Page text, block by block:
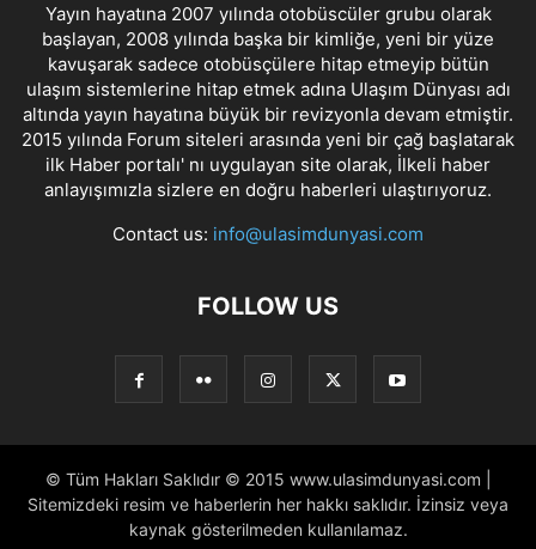
Yayın hayatına 2007 yılında otobüscüler grubu olarak
başlayan, 2008 yılında başka bir kimliğe, yeni bir yüze
kavuşarak sadece otobüsçülere hitap etmeyip bütün
ulaşım sistemlerine hitap etmek adına Ulaşım Dünyası adı
altında yayın hayatına büyük bir revizyonla devam etmiştir.
2015 yılında Forum siteleri arasında yeni bir çağ başlatarak
ilk Haber portalı' nı uygulayan site olarak, İlkeli haber
anlayışımızla sizlere en doğru haberleri ulaştırıyoruz.
Contact us: info@ulasimdunyasi.com
FOLLOW US
© Tüm Hakları Saklıdır © 2015 www.ulasimdunyasi.com |
Sitemizdeki resim ve haberlerin her hakkı saklıdır. İzinsiz veya
kaynak gösterilmeden kullanılamaz.